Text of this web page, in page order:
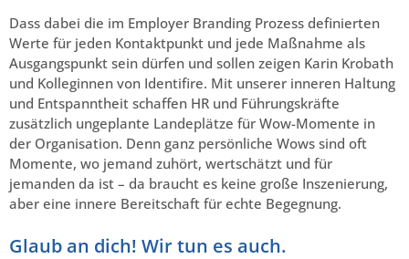
Dass dabei die im Employer Branding Prozess definierten
Werte für jeden Kontaktpunkt und jede Maßnahme als
Ausgangspunkt sein dürfen und sollen zeigen Karin Krobath
und Kolleginnen von Identifire. Mit unserer inneren Haltung
und Entspanntheit schaffen HR und Führungskräfte
zusätzlich ungeplante Landeplätze für Wow-Momente in
der Organisation. Denn ganz persönliche Wows sind oft
Momente, wo jemand zuhört, wertschätzt und für
jemanden da ist – da braucht es keine große Inszenierung,
aber eine innere Bereitschaft für echte Begegnung.
Glaub an dich! Wir tun es auch.